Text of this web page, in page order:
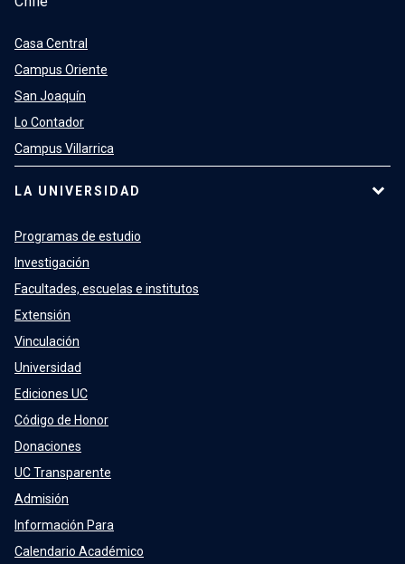
Casa Central
Campus Oriente
San Joaquín
Lo Contador
Campus Villarrica
LA UNIVERSIDAD
Programas de estudio
Investigación
Facultades, escuelas e institutos
Extensión
Vinculación
Universidad
Ediciones UC
Código de Honor
Donaciones
UC Transparente
Admisión
Información Para
Calendario Académico